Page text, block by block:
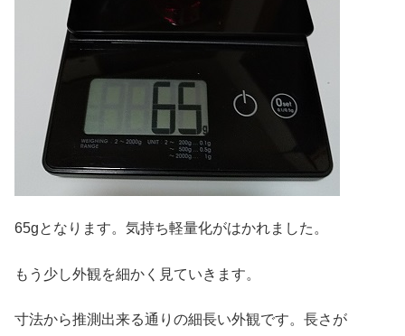
65gとなります。気持ち軽量化がはかれました。
もう少し外観を細かく見ていきます。
寸法から推測出来る通りの細長い外観です。長さが